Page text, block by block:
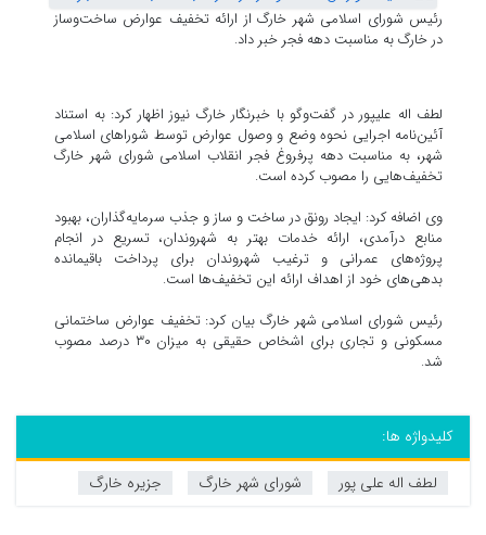
رئیس شورای اسلامی شهر خارگ از ارائه تخفیف عوارض ساخت‌وساز
در خارگ به مناسبت دهه فجر خبر داد.
‎لطف اله علیپور در گفت‌وگو با خبرنگار خارگ نیوز اظهار کرد: به استناد
آئین‌نامه اجرایی نحوه وضع و وصول عوارض توسط شوراهای اسلامی
شهر، به مناسبت دهه پرفروغ فجر انقلاب اسلامی شورای شهر خارگ
تخفیف‌هایی را مصوب کرده است.
وی اضافه کرد: ایجاد رونق در ساخت و ساز و جذب سرمایه‌گذاران، بهبود
منابع درآمدی، ارائه خدمات بهتر به شهروندان، تسریع در انجام
پروژه‌های عمرانی و ترغیب شهروندان برای پرداخت باقیمانده
بدهی‌های خود از اهداف ارائه این تخفیف‌ها است.
رئیس شورای اسلامی شهر خارگ بیان کرد: تخفیف عوارض ساختمانی
مسکونی و تجاری برای اشخاص حقیقی به میزان ۳۰ درصد مصوب
شد.
کلیدواژه ها:
لطف اله علی پور
شورای شهر خارگ جزیره خارگ